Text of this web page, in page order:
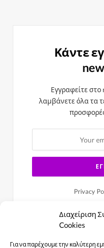
Διαχείριση
Cookies
Για να παρέχουμε την καλύτερη
Κάντε
Εγγραφείτε
λαμβάνετε όλα τα
Privacy